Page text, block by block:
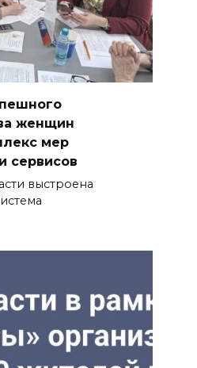
женщин
мер
сервисов
выстроена